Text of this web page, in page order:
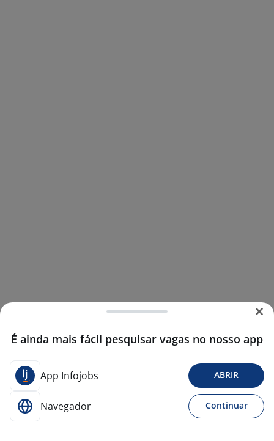
É ainda mais fácil pesquisar vagas no nosso app
App Infojobs ABRIR
Navegador Continuar